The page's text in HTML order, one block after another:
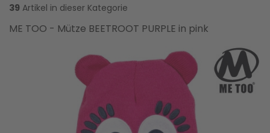
39 Artikel in dieser Kategorie
ME TOO - Mütze BEETROOT PURPLE in pink